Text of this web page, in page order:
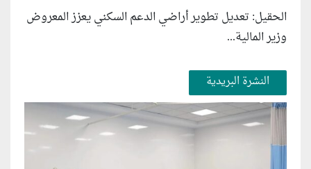
الحقيل: تعديل تطوير أراضي الدعم السكني يعزز المعروض
وزير المالية...
النشرة البريدية